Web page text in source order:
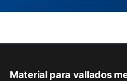
Material para vallados